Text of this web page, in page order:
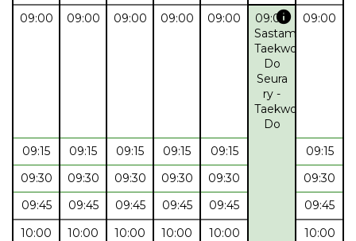
09:00
09:00 09:00 09:00 09:00 09:00info
Sastamalan
Taekwon-
Do
Seura
ry -
Taekwon-
Do
09:00
09:15 09:15 09:15 09:15 09:15
09:15
09:30
09:30 09:30 09:30 09:30
09:30
09:45
09:45 09:45 09:45 09:45
09:45
10:00
10:00 10:00 10:00 10:00
10:00